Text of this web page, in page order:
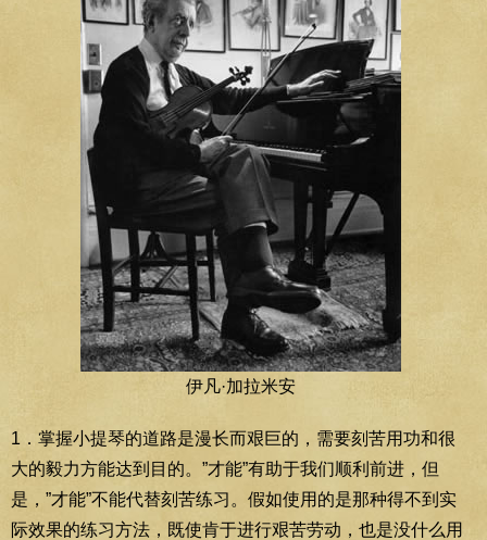
伊凡·加拉米安
1．掌握小提琴的道路是漫长而艰巨的，需要刻苦用功和很
大的毅力方能达到目的。”才能”有助于我们顺利前进，但
是，”才能”不能代替刻苦练习。假如使用的是那种得不到实
际效果的练习方法，既使肯于进行艰苦劳动，也是没什么用